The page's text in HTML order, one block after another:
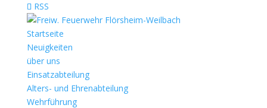
RSS
Startseite
Neuigkeiten
über uns
Einsatzabteilung
Alters- und Ehrenabteilung
Wehrführung